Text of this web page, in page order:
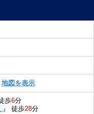
地図を表示
歩6分
』 徒歩28分